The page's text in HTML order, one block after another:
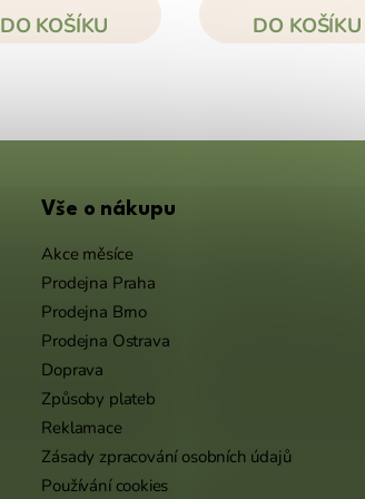
DO KOŠÍKU DO KOŠÍKU
Vše o nákupu
Akce měsíce
Prodejna Praha
Prodejna Brno
Prodejna Ostrava
Doprava
Způsoby plateb
Reklamace
Zásady zpracování osobních údajů
Používání cookies